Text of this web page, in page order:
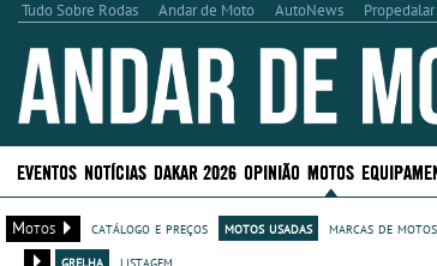
Tudo Sobre Rodas Andar de Moto AutoNews Propedalar
EVENTOS NOTÍCIAS DAKAR 2026 OPINIÃO MOTOS
Motos catálogo e preços motos usadas marcas de motos
grelha
listagem